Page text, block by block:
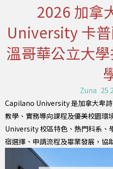
2026 加拿
University 卡普
溫哥華公立大
Zuna 25
Capilano University 是加拿大卑
教學、實務導向課程及優美校園環
University 校區特色、熱門科系、
宿選擇、申請流程及畢業發展，協